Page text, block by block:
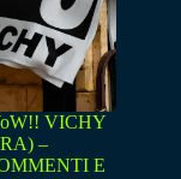
VICHY
–
E